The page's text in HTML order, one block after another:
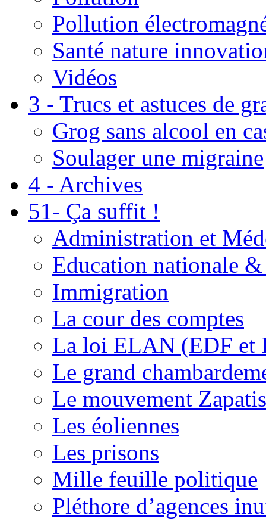
Pollution
Santé nature
Vidéos
3 - Trucs et astuces de
Grog sans alcool en
Soulager une migraine
4 - Archives
51- Ça suffit !
Administration et
Education nationale
Immigration
La cour des comptes
La loi ELAN (EDF et
Le grand
Le mouvement
Les éoliennes
Les prisons
Mille feuille politique
Pléthore d’agences